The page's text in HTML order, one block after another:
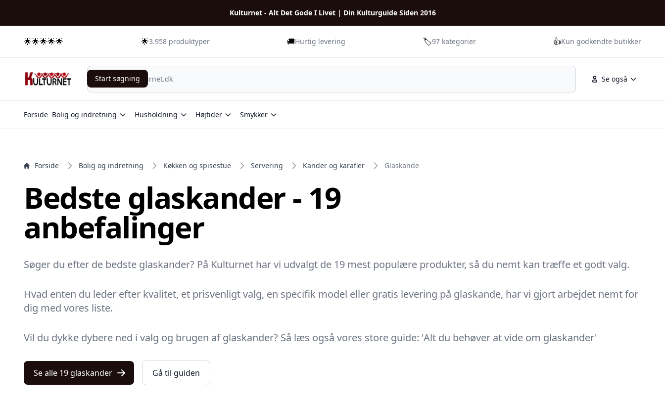
Kulturnet - Alt Det Gode I Livet | Din Kulturguide Siden 2016
🌟🌟🌟🌟🌟 🌟3.958 produktyper 🚚Hurtig levering 🏷️97 kategorier 👍Kun godkendte butikker
Se også
Start søgning
Start søgning
Forside Bolig og indretning Husholdning Højtider Smykker
Forside Bolig og indretning Køkken og spisestue Servering Kander og karafler Glaskande
Bedste glaskander - 19
anbefalinger
Søger du efter de bedste glaskander? På Kulturnet har vi udvalgt de 19 mest populære produkter, så du nemt kan træffe et godt valg.
Hvad enten du leder efter kvalitet, et prisvenligt valg, en specifik model eller gratis levering på glaskande, har vi gjort arbejdet nemt for
dig med vores liste.
Vil du dykke dybere ned i valg og brugen af glaskander? Så læs også vores store guide: 'Alt du behøver at vide om glaskander'
Se alle 19 glaskander Gå til guiden